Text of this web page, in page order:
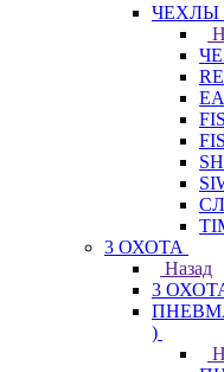
ЧЕХЛЫ
3 ОХОТА
Назад
3
)